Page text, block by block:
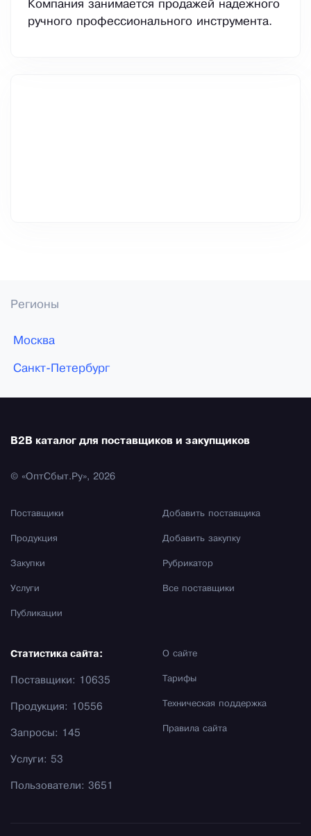
Компания занимается продажей надежного
ручного профессионального инструмента.
Регионы
Москва
Санкт-Петербург
B2B каталог для поставщиков и закупщиков
© «ОптСбыт.Ру», 2026
Поставщики
Продукция
Закупки
Услуги
Публикации
Добавить поставщика
Добавить закупку
Рубрикатор
Все поставщики
О сайте
Тарифы
Техническая поддержка
Правила сайта
Статистика сайта:
Поставщики: 10635
Продукция: 10556
Запросы: 145
Услуги: 53
Пользователи: 3651